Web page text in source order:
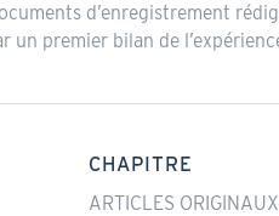
d’enregistrement
un premier bilan de
CHAPITRE
ARTICLES ORIGINAUX